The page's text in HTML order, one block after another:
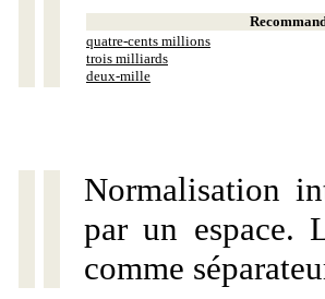
quatre-cents millions
trois milliards
deux-mille
Normalisation
par un espace.
comme